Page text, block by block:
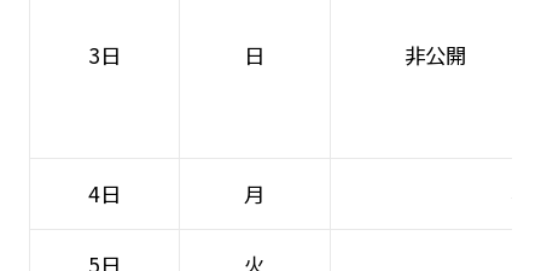
3日 日 非公開
4日 月
5日 火